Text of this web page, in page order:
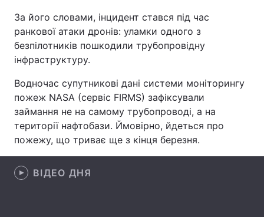
Техно і зв'язок Лайт
Зброя
Здоров'я Туризм
Цікавинки Погода
Екологія Регіони
Лонгріди
За його словами, інцидент стався під час
ранкової атаки дронів: уламки одного з
безпілотників пошкодили трубопровідну
інфраструктуру.
Водночас супутникові дані системи моніторингу
пожеж NASA (сервіс FIRMS) зафіксували
займання не на самому трубопроводі, а на
території нафтобази. Ймовірно, йдеться про
пожежу, що триває ще з кінця березня.
ВІДЕО ДНЯ